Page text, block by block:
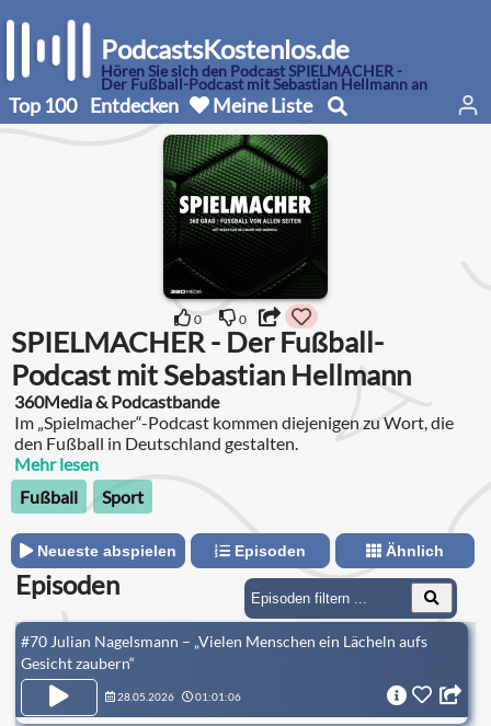
PodcastsKostenlos.de
Hören Sie sich den Podcast SPIELMACHER -
Der Fußball-Podcast mit Sebastian Hellmann an
Top 100 Entdecken Meine Liste
0 0
SPIELMACHER - Der Fußball-
Podcast mit Sebastian Hellmann
360Media & Podcastbande
Im „Spielmacher“-Podcast kommen diejenigen zu Wort, die
den Fußball in Deutschland gestalten.
Mehr lesen
Fußball
Sport
Neueste abspielen Episoden Ähnlich
Episoden
#70 Julian Nagelsmann – „Vielen Menschen ein Lächeln aufs
Gesicht zaubern“
28.05.2026 01:01:06